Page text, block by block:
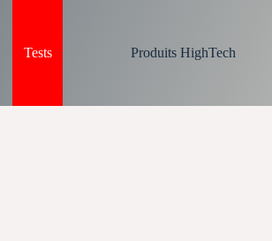
Tests Produits HighTech